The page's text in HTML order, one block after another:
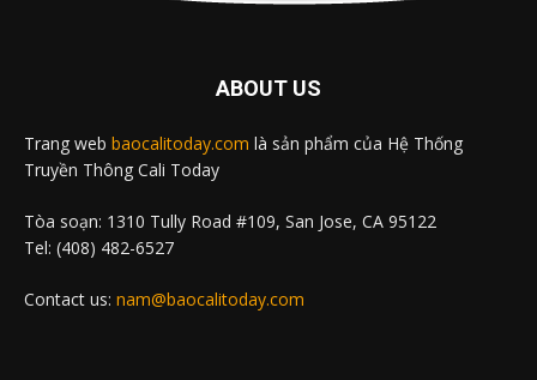
ABOUT US
Trang web baocalitoday.com là sản phẩm của Hệ Thống
Truyền Thông Cali Today
Tòa soạn: 1310 Tully Road #109, San Jose, CA 95122
Tel: (408) 482-6527
Contact us: nam@baocalitoday.com